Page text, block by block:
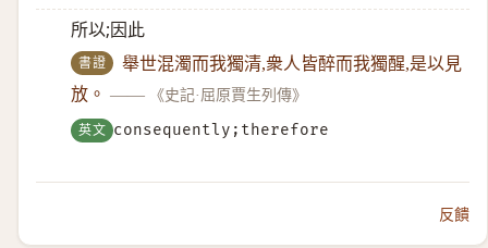
所以;因此
書證
舉世混濁而我獨清,衆人皆醉而我獨醒,是以見
放。 —— 《史記·屈原賈生列傳》
英文 consequently;therefore
反饋